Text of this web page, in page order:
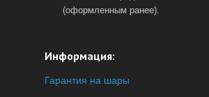
(оформленным ранее).
Информация:
Гарантия на шары